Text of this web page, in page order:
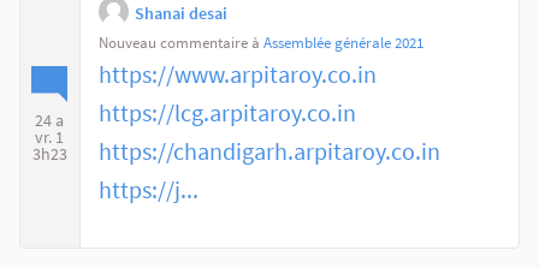
24 a
vr. 1
3h23
Shanai desai
Nouveau commentaire à Assemblée générale 2021
https://www.arpitaroy.co.in
https://lcg.arpitaroy.co.in
https://chandigarh.arpitaroy.co.in
https://j...